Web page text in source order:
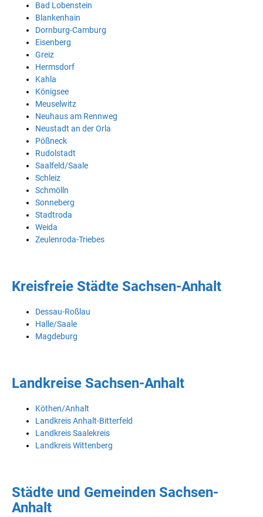
Bad Lobenstein
Blankenhain
Dornburg-Camburg
Eisenberg
Greiz
Hermsdorf
Kahla
Königsee
Meuselwitz
Neuhaus am Rennweg
Neustadt an der Orla
Pößneck
Rudolstadt
Saalfeld/Saale
Schleiz
Schmölln
Sonneberg
Stadtroda
Weida
Zeulenroda-Triebes
Kreisfreie Städte Sachsen-Anhalt
Dessau-Roßlau
Halle/Saale
Magdeburg
Landkreise Sachsen-Anhalt
Köthen/Anhalt
Landkreis Anhalt-Bitterfeld
Landkreis Saalekreis
Landkreis Wittenberg
Städte und Gemeinden Sachsen-
Anhalt